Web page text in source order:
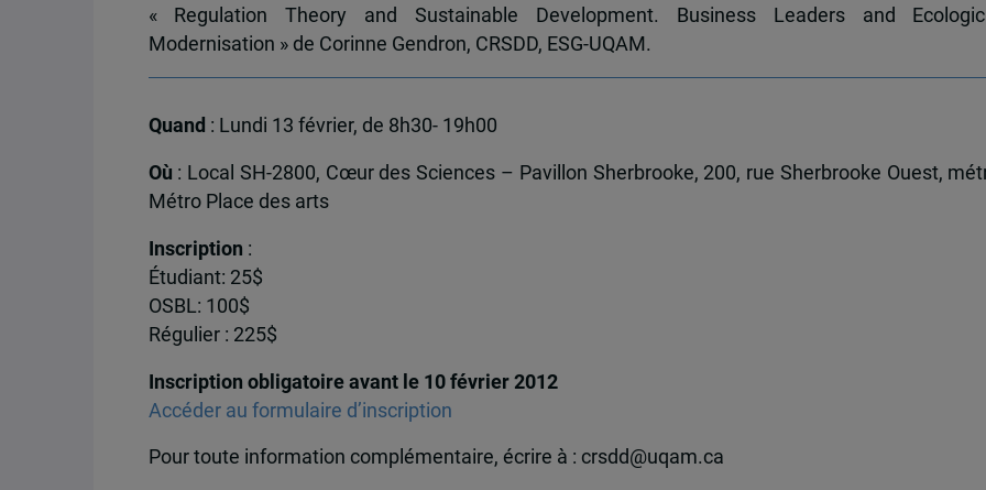
« Regulation Theory and Sustainable Development. Business Leaders and
Modernisation » de Corinne Gendron, CRSDD, ESG-UQAM.
Quand : Lundi 13 février, de 8h30- 19h00
Où : Local SH-2800, Cœur des Sciences – Pavillon Sherbrooke, 200, rue Sherbrooke Ouest,
Métro Place des arts
Inscription :
Étudiant: 25$
OSBL: 100$
Régulier : 225$
Inscription obligatoire avant le 10 février 2012
Accéder au formulaire d’inscription
Pour toute information complémentaire, écrire à : crsdd@uqam.ca